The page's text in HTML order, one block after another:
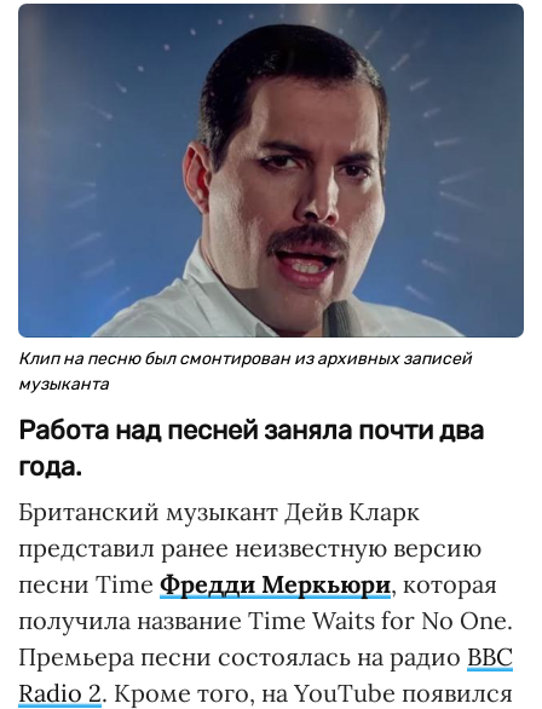
Клип на песню был смонтирован из архивных записей
музыканта
Работа над песней заняла почти два
года.
Британский музыкант Дейв Кларк
представил ранее неизвестную версию
песни Time Фредди Меркьюри, которая
получила название Time Waits for No One.
Премьера песни состоялась на радио BBC
Radio 2. Кроме того, на YouTube появился